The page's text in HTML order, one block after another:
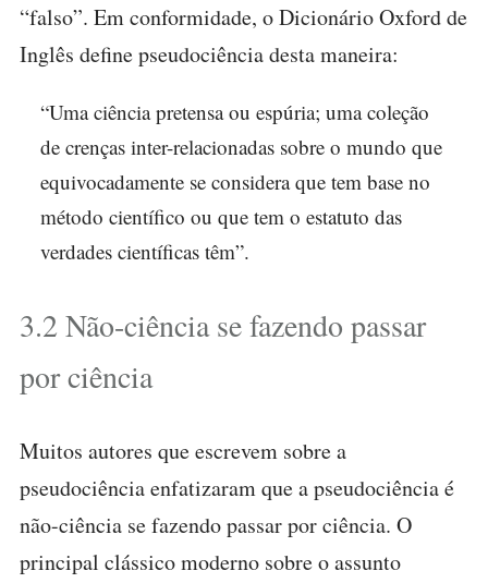
“falso”. Em conformidade, o Dicionário Oxford de
Inglês define pseudociência desta maneira:
“Uma ciência pretensa ou espúria; uma coleção
de crenças inter-relacionadas sobre o mundo que
equivocadamente se considera que tem base no
método científico ou que tem o estatuto das
verdades científicas têm”.
3.2 Não-ciência se fazendo passar
por ciência
Muitos autores que escrevem sobre a
pseudociência enfatizaram que a pseudociência é
não-ciência se fazendo passar por ciência. O
principal clássico moderno sobre o assunto